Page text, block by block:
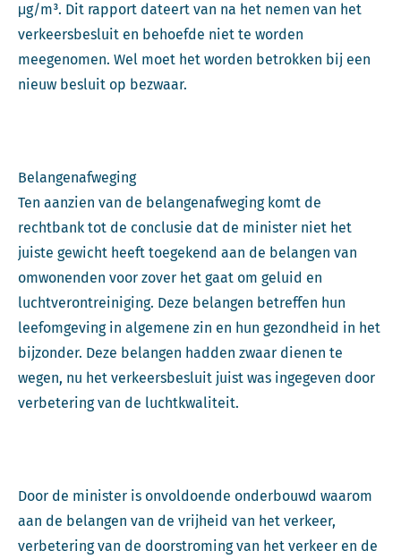
μg/m³. Dit rapport dateert van na het nemen van het
verkeersbesluit en behoefde niet te worden
meegenomen. Wel moet het worden betrokken bij een
nieuw besluit op bezwaar.
Belangenafweging
Ten aanzien van de belangenafweging komt de
rechtbank tot de conclusie dat de minister niet het
juiste gewicht heeft toegekend aan de belangen van
omwonenden voor zover het gaat om geluid en
luchtverontreiniging. Deze belangen betreffen hun
leefomgeving in algemene zin en hun gezondheid in het
bijzonder. Deze belangen hadden zwaar dienen te
wegen, nu het verkeersbesluit juist was ingegeven door
verbetering van de luchtkwaliteit.
Door de minister is onvoldoende onderbouwd waarom
aan de belangen van de vrijheid van het verkeer,
verbetering van de doorstroming van het verkeer en de